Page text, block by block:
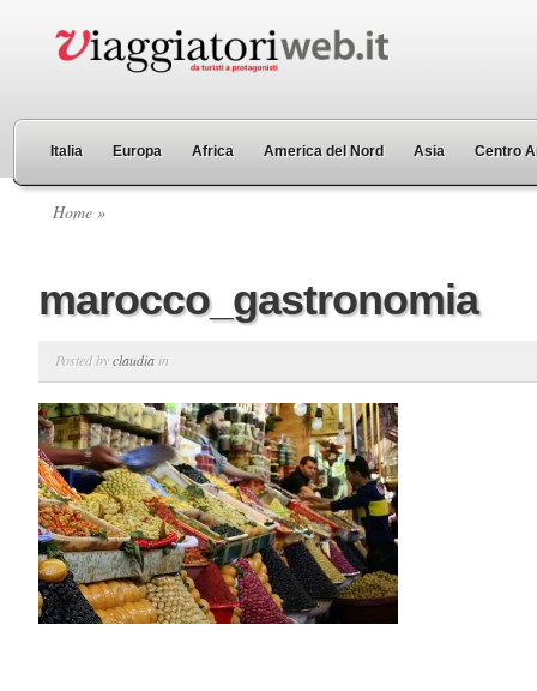
Italia Europa Africa America del Nord Asia Centro
Home »
marocco_gastronomia
Posted byclaudia in